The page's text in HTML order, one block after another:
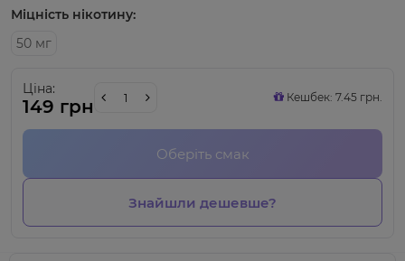
Міцність нікотину:
50 мг
Ціна:
149 грн Кешбек: 7.45 грн.
Оберіть смак
Знайшли дешевше?